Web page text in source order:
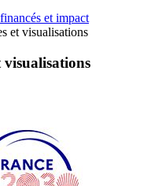
et impact
et visualisations
visualisations